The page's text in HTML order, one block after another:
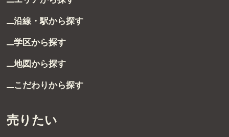
沿線・駅から探す
学区から探す
地図から探す
こだわりから探す
売りたい
ストーリー
お客様の声